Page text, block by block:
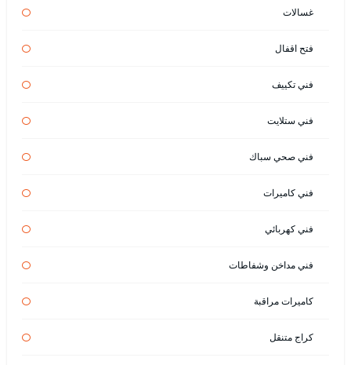
غسالات
فتح اقفال
فني تكييف
فني ستلايت
فني صحي سباك
فني كاميرات
فني كهربائي
فني مداخن وشفاطات
كاميرات مراقبة
كراج متنقل